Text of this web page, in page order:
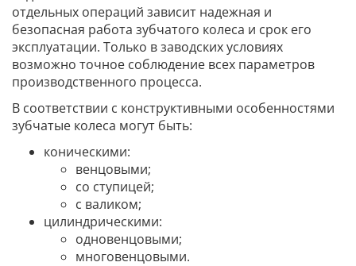
отдельных операций зависит надежная и
безопасная работа зубчатого колеса и срок его
эксплуатации. Только в заводских условиях
возможно точное соблюдение всех параметров
производственного процесса.
В соответствии с конструктивными особенностями
зубчатые колеса могут быть:
коническими:
венцовыми;
со ступицей;
с валиком;
цилиндрическими:
одновенцовыми;
многовенцовыми.